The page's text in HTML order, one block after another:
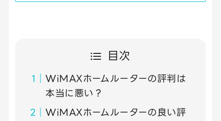
目次
WiMAXホームルーターの評判は
本当に悪い？
WiMAXホームルーターの良い評